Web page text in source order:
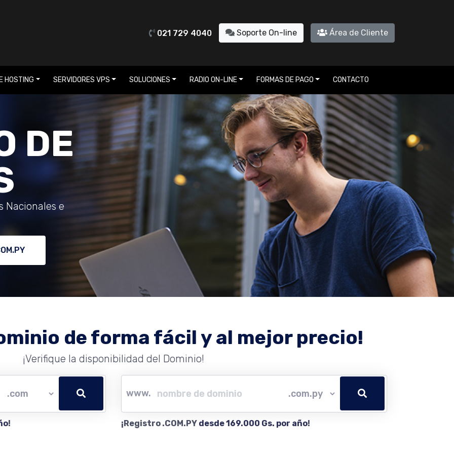
021 729 4040 Soporte On-line Área de Cliente
HOSTING SERVIDORES VPS SOLUCIONES RADIO ON-LINE FORMAS DE PAGO CONTACTO
DE
Nacionales e
de forma fácil y al mejor precio!
¡Verifique la disponibilidad del Dominio!
!
www.
¡Registro .COM.PY desde 169.000 Gs. por año!